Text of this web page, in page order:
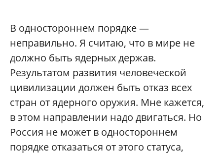
В одностороннем порядке —
неправильно. Я считаю, что в мире не
должно быть ядерных держав.
Результатом развития человеческой
цивилизации должен быть отказ всех
стран от ядерного оружия. Мне кажется,
в этом направлении надо двигаться. Но
Россия не может в одностороннем
порядке отказаться от этого статуса,